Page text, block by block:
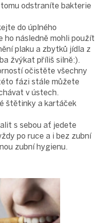
odstraníte bakterie
do úplného
ho následně mohli použít
plaku a zbytků jídla z
žvýkat příliš silně:).
očistěte všechny
fázi stále můžete
v ústech.
štětinky a kartáček
s sebou ať jedete
po ruce a i bez zubní
zubní hygienu.